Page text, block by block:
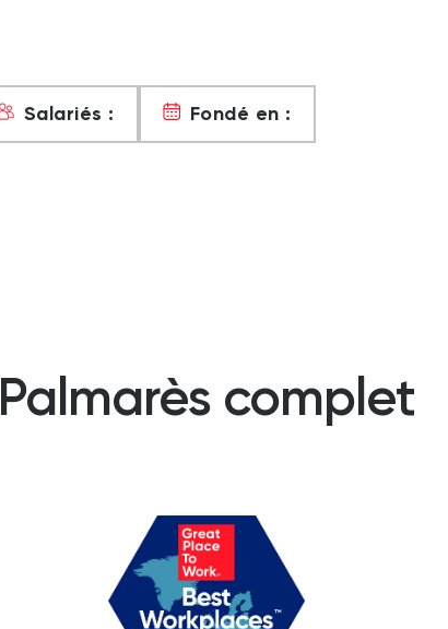
Salariés : Fondé en :
Palmarès complet